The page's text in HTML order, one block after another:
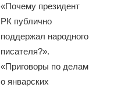
«Почему президент
РК публично
поддержал народного
писателя?».
«Приговоры по делам
о январских